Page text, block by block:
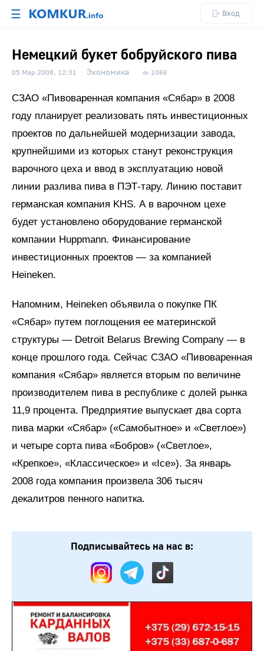
☰ Вход
Немецкий букет бобруйского пива
05 Мар 2008, 12:31 Экономика 1066
СЗАО «Пивоваренная компания «Сябар» в 2008
году планирует реализовать пять инвестиционных
проектов по дальнейшей модернизации завода,
крупнейшими из которых станут реконструкция
варочного цеха и ввод в эксплуатацию новой
линии разлива пива в ПЭТ-тару. Линию поставит
германская компания KHS. А в варочном цехе
будет установлено оборудование германской
компании Huppmann. Финансирование
инвестиционных проектов — за компанией
Heineken.
Напомним, Heineken объявила о покупке ПК
«Сябар» путем поглощения ее материнской
структуры — Detroit Belarus Brewing Company — в
конце прошлого года. Сейчас СЗАО «Пивоваренная
компания «Сябар» является вторым по величине
производителем пива в республике с долей рынка
11,9 процента. Предприятие выпускает два сорта
пива марки «Сябар» («Самобытное» и «Светлое»)
и четыре сорта пива «Бобров» («Светлое»,
«Крепкое», «Классическое» и «Ice»). За январь
2008 года компания произвела 306 тысяч
декалитров пенного напитка.
Подписывайтесь на нас в: